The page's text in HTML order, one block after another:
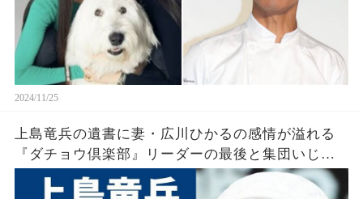
2024/11/25
上島竜兵の遺書に妻・広川ひかるの感情が溢れる
『ダチョウ倶楽部』リーダーの最後と集団いじめ
の真実に衝撃